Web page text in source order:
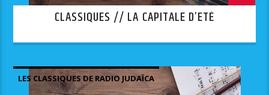
CLASSIQUES // LA CAPITALE D’ETÉ
LES CLASSIQUES DE RADIO JUDAÏCA